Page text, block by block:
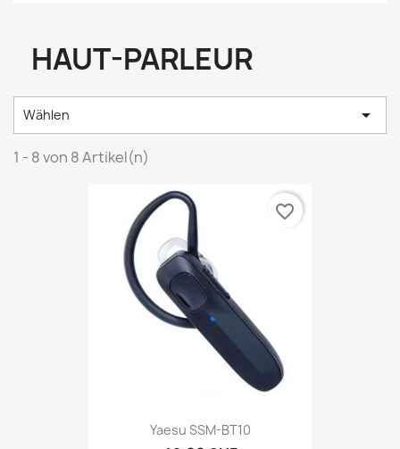
HAUT-PARLEUR
Wählen 
1 - 8 von 8 Artikel(n)
Yaesu SSM-BT10
favorite_border